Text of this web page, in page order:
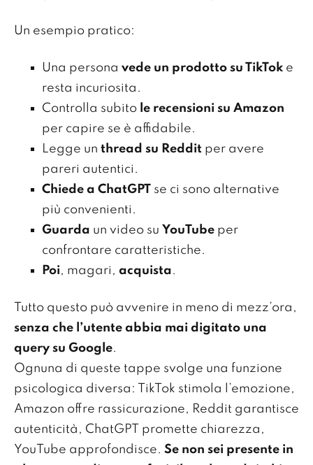
Un esempio pratico:
Una persona vede un prodotto su TikTok e
resta incuriosita.
Controlla subito le recensioni su Amazon
per capire se è affidabile.
Legge un thread su Reddit per avere
pareri autentici.
Chiede a ChatGPT se ci sono alternative
più convenienti.
Guarda un video su YouTube per
confrontare caratteristiche.
Poi, magari, acquista.
Tutto questo può avvenire in meno di mezz’ora,
senza che l’utente abbia mai digitato una
query su Google.
Ognuna di queste tappe svolge una funzione
psicologica diversa: TikTok stimola l’emozione,
Amazon offre rassicurazione, Reddit garantisce
autenticità, ChatGPT promette chiarezza,
YouTube approfondisce. Se non sei presente in